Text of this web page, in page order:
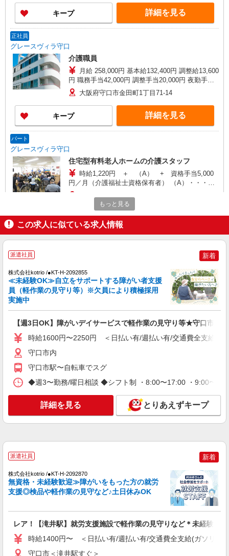
キープ 詳細を見る
正社員
グレースヴィラ守口
介護職員
月給 258,000円 基本給132,400円 調整給13,600
円 職務手当42,000円 調整手当20,000円 夜勤手当
5,000円／回 資格手当10,000円（介護福祉士資格
保有者） ＜試用期間3ヶ月経過後から支給＞ ・処
遇改善手当20,000円※〜／月 ※処遇改善手当の金
額は、一例となります。 社内評価結果によって変
動します。
大阪府守口市金田町1丁目71-14
キープ 詳細を見る
パート
グレースヴィラ守口
住宅型有料老人ホームの介護スタッフ
時給1,220円 ＋ （A） + 資格手当5,000
円／月（介護福祉士資格保有者） （A）・・・試
用期間3ヶ月経過後から支給 ・処遇改善手当
1,000〜11,000円※／月 ※処遇改善手当の金額
は、一例となります。業績等により変動します。
【 住宅型有料老人ホーム グレースヴィラ守口
】 大阪府守口市金田町1-71-14
キープ
正社員
グレースヴィラ守口
介護職員
月給 258,000円 基本給132,400円 調整給13,600
円 職務手当42,000円 調整手当20,000円 夜勤手当
5,000円／回 資格手当10,000円/月 ＜試用期間3ヶ
月中＞ 月給：208,000円（処遇改善手当を含まな
い） ＜試用期間3ヶ月経過後から支給＞ ・処遇改
は、一例となります。 社内評価結果によって変動
詳細を見る
派遣社員
株式会社kotrio /●KT-H-2092855
見守り等★守口市駅
時給1600円〜2250円 ＜日払い有/週払い有/交
通費全支給(ガソリン代含む)＞
キープ 詳細を見る
株式会社kotrio /●OS-H1-1701181
NEW
未経験でも、怖くない＊デイサービスで利用
者さんのサポート！
時給1550円〜2187円 ＜日払い有/週払い有/交
通費全支給(ガソリン代含む)＞
もっと見る
この求人に似ている求人情報
派遣社員 新着
株式会社kotrio /●KT-H-2092855
≪未経験OK≫自立をサポートする障がい者支援
員（軽作業の見守り等）※欠員により積極採用
実施中
【週3日OK】障がいデイサービスで軽作業の見守り等★守口市駅
時給1600円〜2250円 ＜日払い有/週払い有/交通費全支給(ガ
守口市内
守口市駅〜自転車でスグ
◆週3〜勤務/曜日相談 ◆シフト制 ・8:00〜17:00 ・9:00〜
詳細を見る とりあえずキープ
派遣社員 新着
株式会社kotrio /●KT-H-2092870
無資格・未経験歓迎≫障がいをもった方の就労
支援◎検品や軽作業の見守など♪土日休みOK
レア！【滝井駅】就労支援施設で軽作業の見守りなど＊未経験OK
時給1400円〜 ＜日払い有/週払い有/交通費全支給(ガソリン
守口市＜滝井駅すぐ＞